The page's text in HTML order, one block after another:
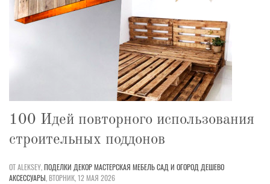
100 Идей повторного использования
строительных поддонов
ОТ ALEKSEY,ПОДЕЛКИ ДЕКОРМАСТЕРСКАЯ МЕБЕЛЬСАД И ОГОРОД ДЕШЕВО
АКСЕССУАРЫ,ВТОРНИК, 12 МАЯ 2026